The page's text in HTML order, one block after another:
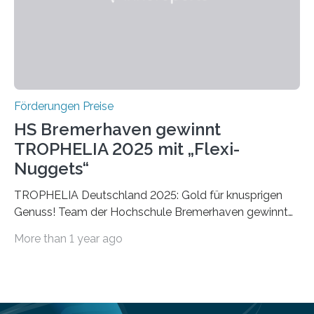
Förderungen Preise
HS Bremerhaven gewinnt
TROPHELIA 2025 mit „Flexi-
Nuggets“
TROPHELIA Deutschland 2025: Gold für knusprigen
Genuss! Team der Hochschule Bremerhaven gewinnt
ECOTROPHELIAMit der Produktidee “Flexi-Nuggets”
More than 1 year ago